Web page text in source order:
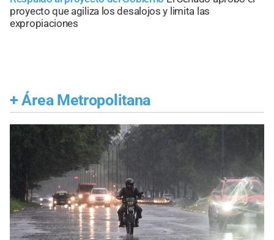
proyecto que agiliza los desalojos y limita las
expropiaciones
+ Área Metropolitana